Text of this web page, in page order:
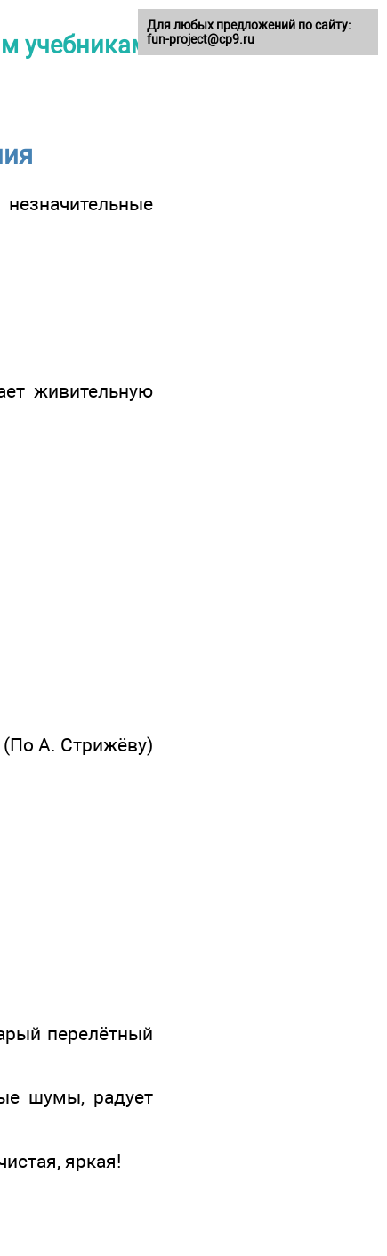
учебникам 8
живительную
(По А. Стрижёву)
перелётный
шумы, радует
яркая!
Для любых предложений по сайту:
fun-project@cp9.ru